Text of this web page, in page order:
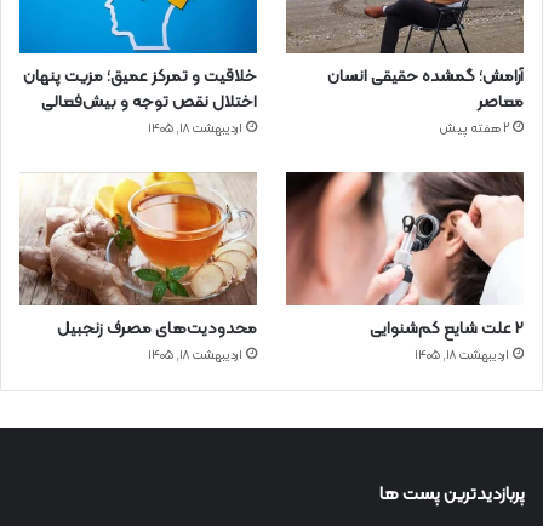
آرامش؛ گمشده حقیقی انسان
معاصر
2 هفته پیش
خلاقیت و تمرکز عمیق؛ مزیت پنهان
اختلال نقص توجه و بیش‌فعالی
اردیبهشت ۱۸, ۱۴۰۵
۲ علت شایع‌ کم‌شنوایی
اردیبهشت ۱۸, ۱۴۰۵
محدودیت‌های مصرف زنجبیل
اردیبهشت ۱۸, ۱۴۰۵
پربازدیدترین پست ها